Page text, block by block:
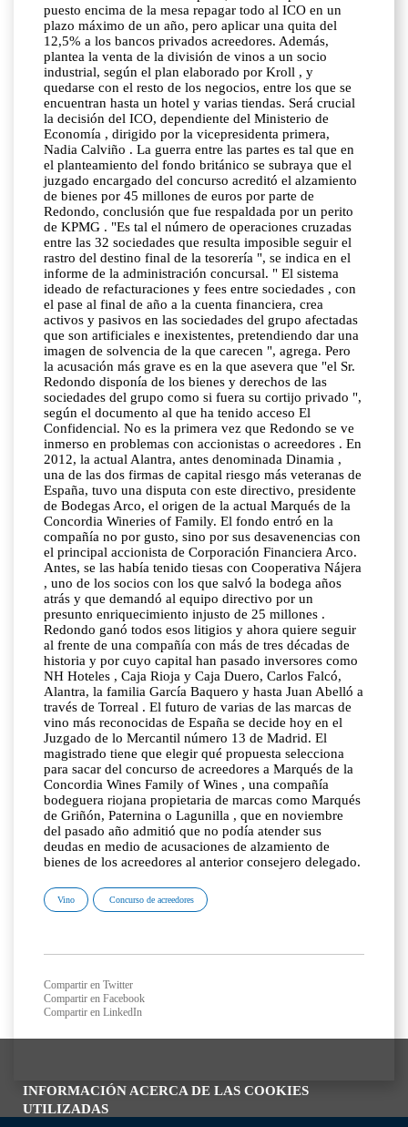
INFORMACIÓN ACERCA DE LAS COOKIES
UTILIZADAS
puesto encima de la mesa repagar todo al ICO en un
plazo máximo de un año, pero aplicar una quita del
12,5% a los bancos privados acreedores. Además,
plantea la venta de la división de vinos a un socio
industrial, según el plan elaborado por Kroll , y
quedarse con el resto de los negocios, entre los que se
encuentran hasta un hotel y varias tiendas. Será crucial
la decisión del ICO, dependiente del Ministerio de
Economía , dirigido por la vicepresidenta primera,
Nadia Calviño . La guerra entre las partes es tal que en
el planteamiento del fondo británico se subraya que el
juzgado encargado del concurso acreditó el alzamiento
de bienes por 45 millones de euros por parte de
Redondo, conclusión que fue respaldada por un perito
de KPMG . "Es tal el número de operaciones cruzadas
entre las 32 sociedades que resulta imposible seguir el
rastro del destino final de la tesorería ", se indica en el
informe de la administración concursal. " El sistema
ideado de refacturaciones y fees entre sociedades , con
el pase al final de año a la cuenta financiera, crea
activos y pasivos en las sociedades del grupo afectadas
que son artificiales e inexistentes, pretendiendo dar una
imagen de solvencia de la que carecen ", agrega. Pero
la acusación más grave es en la que asevera que "el Sr.
Redondo disponía de los bienes y derechos de las
sociedades del grupo como si fuera su cortijo privado ",
según el documento al que ha tenido acceso El
Confidencial. No es la primera vez que Redondo se ve
inmerso en problemas con accionistas o acreedores . En
2012, la actual Alantra, antes denominada Dinamia ,
una de las dos firmas de capital riesgo más veteranas de
España, tuvo una disputa con este directivo, presidente
de Bodegas Arco, el origen de la actual Marqués de la
Concordia Wineries of Family. El fondo entró en la
compañía no por gusto, sino por sus desavenencias con
el principal accionista de Corporación Financiera Arco.
Antes, se las había tenido tiesas con Cooperativa Nájera
, uno de los socios con los que salvó la bodega años
atrás y que demandó al equipo directivo por un
presunto enriquecimiento injusto de 25 millones .
Redondo ganó todos esos litigios y ahora quiere seguir
al frente de una compañía con más de tres décadas de
historia y por cuyo capital han pasado inversores como
NH Hoteles , Caja Rioja y Caja Duero, Carlos Falcó,
Alantra, la familia García Baquero y hasta Juan Abelló a
través de Torreal . El futuro de varias de las marcas de
vino más reconocidas de España se decide hoy en el
Juzgado de lo Mercantil número 13 de Madrid. El
magistrado tiene que elegir qué propuesta selecciona
para sacar del concurso de acreedores a Marqués de la
Concordia Wines Family of Wines , una compañía
bodeguera riojana propietaria de marcas como Marqués
de Griñón, Paternina o Lagunilla , que en noviembre
del pasado año admitió que no podía atender sus
deudas en medio de acusaciones de alzamiento de
bienes de los acreedores al anterior consejero delegado.
Vino Concurso de acreedores
Compartir en Twitter
Compartir en Facebook
Compartir en LinkedIn